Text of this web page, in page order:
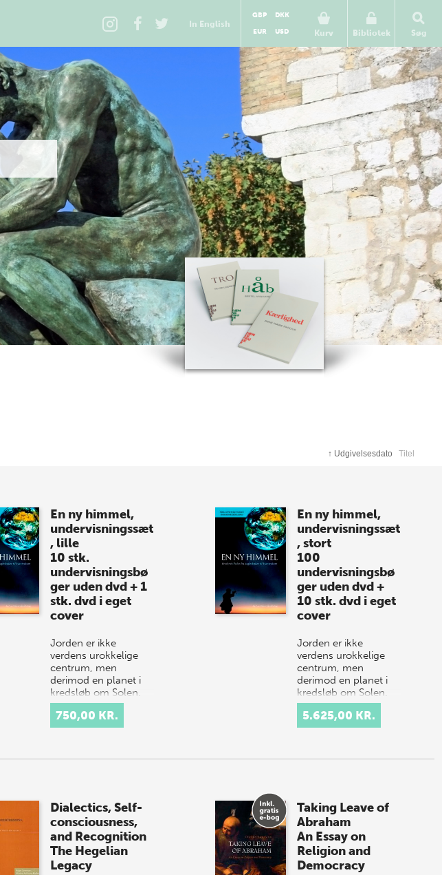
In English
Kurv
GBP
DKK
EUR
USD Bibliotek Søg
↑ Udgivelsesdato Titel
En ny himmel,
undervisningssæt
, lille
10 stk.
undervisningsbø
ger uden dvd + 1
stk. dvd i eget
cover
Jorden er ikke
verdens urokkelige
centrum, men
derimod en planet i
kredsløb om Solen.
Denne kætterske
påstand fremsatte
astronomen Nikolaus
750,00 KR.
En ny himmel,
undervisningssæt
, stort
100
undervisningsbø
ger uden dvd +
10 stk. dvd i eget
cover
Jorden er ikke
verdens urokkelige
centrum, men
derimod en planet i
kredsløb om Solen.
Denne kætterske
påstand fremsatte
astronomen Nikolaus
5.625,00 KR.
Dialectics, Self-
consciousness,
and Recognition
The Hegelian
Legacy
Taking Leave of
Abraham
An Essay on
Religion and
Democracy